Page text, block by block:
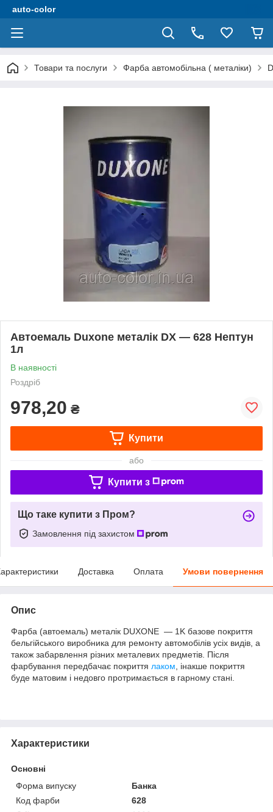
auto-color
Товари та послуги Фарба автомобільна ( металіки)
Автоемаль Duxone металік DX — 628 Нептун
1л
В наявності
Роздріб
978,20 ₴
Купити
або
Купити з
Що таке купити з Пром?
Замовлення під захистом
Доставка Оплата Умови повернення
Опис
Фарба (автоемаль) металік DUXONE — 1K базове покриття
бельгійського виробника для ремонту автомобілів усіх видів, а
також забарвлення різних металевих предметів. Після
фарбування передбачає покриття лаком , інакше покриття
буде матовим і недовго протримається в гарному стані.
Характеристики
Основні
Форма випуску
Банка
Код фарби
628